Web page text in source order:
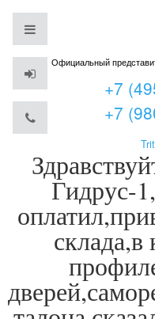
Официальный
+7
+7
Гидрус-
склада,в